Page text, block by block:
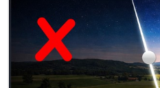
데